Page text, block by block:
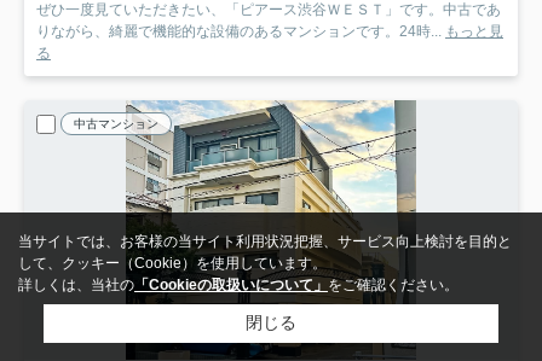
ぜひ一度見ていただきたい、「ピアース渋谷ＷＥＳＴ」です。中古であ
りながら、綺麗で機能的な設備のあるマンションです。24時... もっと見
る
中古マンション
当サイトでは、お客様の当サイト利用状況把握、サービス向上検討を目的と
して、クッキー（Cookie）を使用しています。
詳しくは、当社の 「Cookieの取扱いについて」 をご確認ください。
閉じる